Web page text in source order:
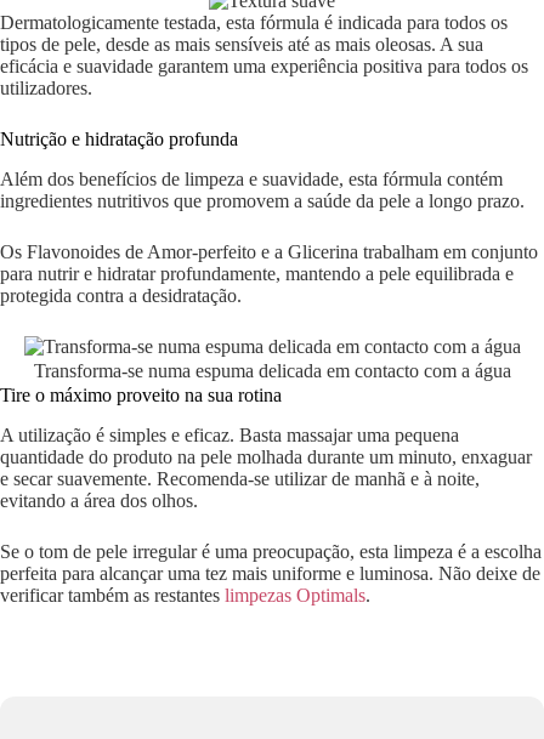
Dermatologicamente testada, esta fórmula é indicada para todos os
tipos de pele, desde as mais sensíveis até as mais oleosas. A sua
eficácia e suavidade garantem uma experiência positiva para todos os
utilizadores.
Nutrição e hidratação profunda
Além dos benefícios de limpeza e suavidade, esta fórmula contém
ingredientes nutritivos que promovem a saúde da pele a longo prazo.
Os Flavonoides de Amor-perfeito e a Glicerina trabalham em conjunto
para nutrir e hidratar profundamente, mantendo a pele equilibrada e
protegida contra a desidratação.
Transforma-se numa espuma delicada em contacto com a água
Tire o máximo proveito na sua rotina
A utilização é simples e eficaz. Basta massajar uma pequena
quantidade do produto na pele molhada durante um minuto, enxaguar
e secar suavemente. Recomenda-se utilizar de manhã e à noite,
evitando a área dos olhos.
Se o tom de pele irregular é uma preocupação, esta limpeza é a escolha
perfeita para alcançar uma tez mais uniforme e luminosa. Não deixe de
verificar também as restantes limpezas Optimals.